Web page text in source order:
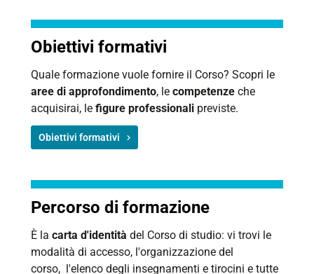
Obiettivi formativi
Quale formazione vuole fornire il Corso? Scopri le
aree di approfondimento, le competenze che
acquisirai, le figure professionali previste.
Obiettivi formativi
Percorso di formazione
È la carta d'identità del Corso di studio: vi trovi le
modalità di accesso, l'organizzazione del
corso, l'elenco degli insegnamenti e tirocini e tutte